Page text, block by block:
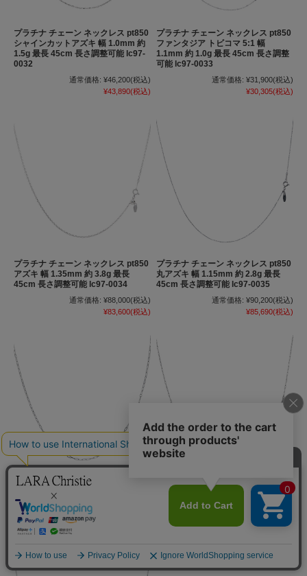
プラチナ チェーン ネックレス pt850
シャインカットアズキ 幅 1.0mm 約
1.5g 最長 45cm 長さ調整可能 lc97-
0032
通常価格: ¥46,200(税込)
¥43,890(税込)
プラチナ チェーン ネックレス pt850
ファンタジア トビコマ 5:1 幅
1.1mm 約 1.0g 最長 45cm 長さ調整
可能 lc97-0033
通常価格: ¥31,900(税込)
¥30,305(税込)
プラチナ チェーン ネックレス pt850
アズキ 幅 1.35mm 約 3.8g 最長
45cm 長さ調整可能 lc97-0034
通常価格: ¥88,000(税込)
¥83,600(税込)
プラチナ チェーン ネックレス pt850
丸アズキ 幅 1.15mm 約 2.8g 最長
45cm 長さ調整可能 lc97-0035
通常価格: ¥90,200(税込)
¥85,690(税込)
プラチナ チェーン ネックレス pt850
荒角アズキ細 幅 1.5mm 約 3.7g 最長
45cm 長さ調整可能 lc97-0036
通常価格:
プラチナ チェーン ネックレス pt850
ファンタジアウェーブ 幅 1.1mm 約
1.7g 最長 45cm 長さ調整可能 lc97-